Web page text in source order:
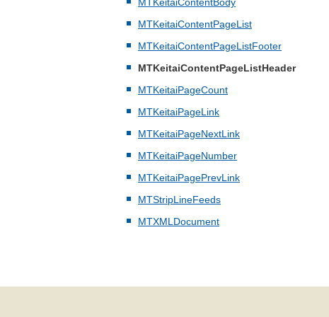
MTKeitaiContentPageList
MTKeitaiContentPageListFooter
MTKeitaiContentPageListHeader
MTKeitaiPageCount
MTKeitaiPageLink
MTKeitaiPageNextLink
MTKeitaiPageNumber
MTKeitaiPagePrevLink
MTStripLineFeeds
MTXMLDocument